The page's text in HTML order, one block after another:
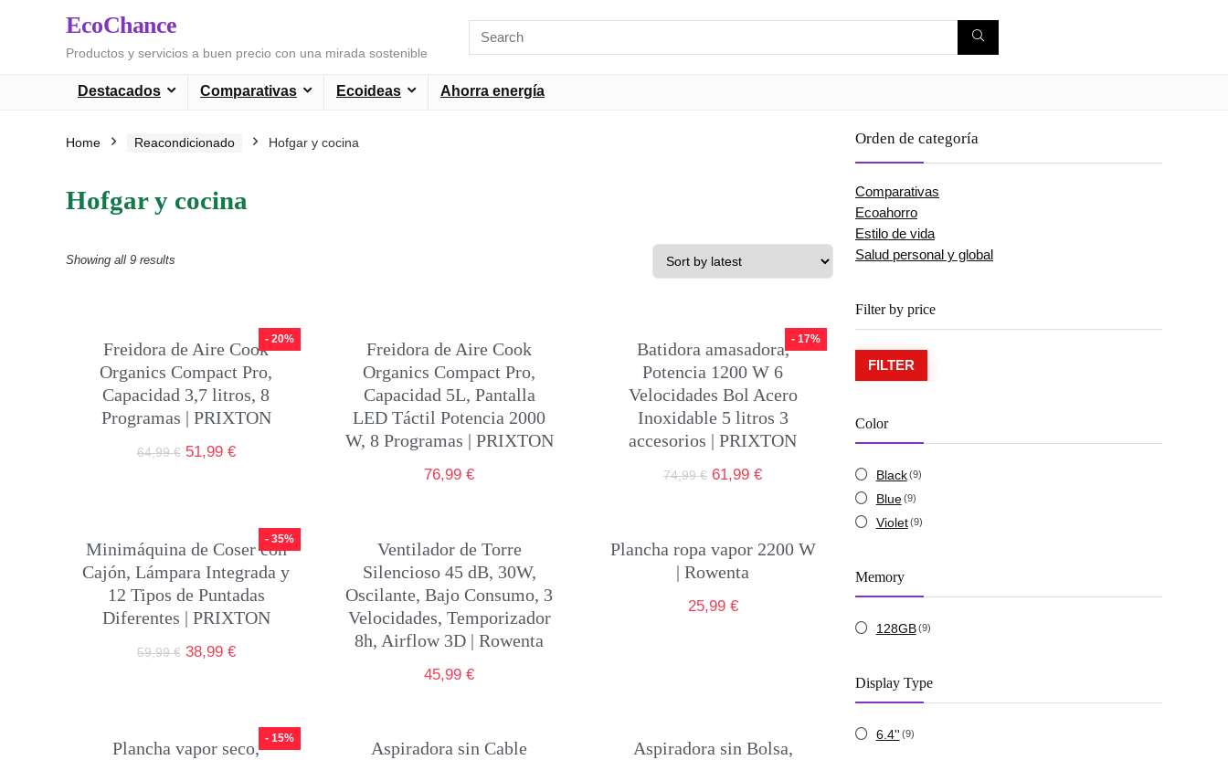
EcoChance
Productos y servicios a buen precio con una mirada sostenible
Destacados Comparativas Ecoideas Ahorra energía
Home Reacondicionado Hofgar y cocina
Hofgar y cocina
Showing all 9 results
- 20%
Freidora de Aire Cook
Organics Compact Pro,
Capacidad 3,7 litros, 8
Programas | PRIXTON
64,99€ 51,99 €
Freidora de Aire Cook
Organics Compact Pro,
Capacidad 5L, Pantalla
LED Táctil Potencia 2000
W, 8 Programas | PRIXTON
76,99€
- 17%
Batidora amasadora,
Potencia 1200 W 6
Velocidades Bol Acero
Inoxidable 5 litros 3
accesorios | PRIXTON
74,99€ 61,99€
- 35%
Minimáquina de Coser con
Cajón, Lámpara Integrada y
12 Tipos de Puntadas
Diferentes | PRIXTON
59,99€ 38,99 €
Ventilador de Torre
Silencioso 45 dB, 30W,
Oscilante, Bajo Consumo, 3
Velocidades, Temporizador
8h, Airflow 3D | Rowenta
45,99€
Plancha ropa vapor 2200 W
| Rowenta
25,99 €
- 15%
Plancha vapor seco,
Aspiradora sin Cable
Aspiradora sin Bolsa,
Orden de categoría
Comparativas
Ecoahorro
Estilo de vida
Salud personal y global
Filter by price
FILTER
Color
Black(9)
Blue(9)
Violet(9)
Memory
128GB(9)
Display Type
6.4'' (9)